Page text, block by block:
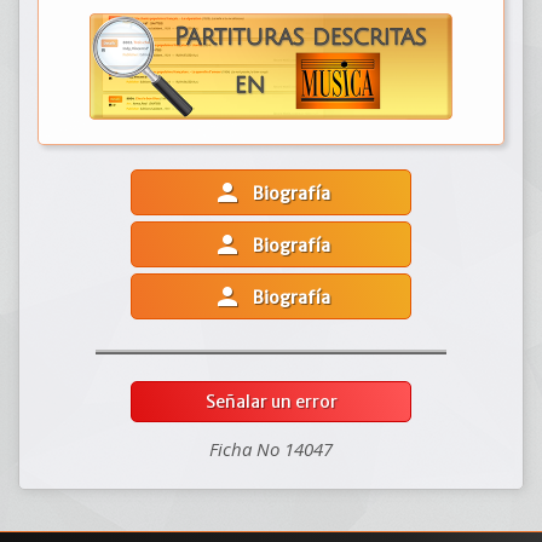
person Biografía
person Biografía
person Biografía
Señalar un error
Ficha No 14047